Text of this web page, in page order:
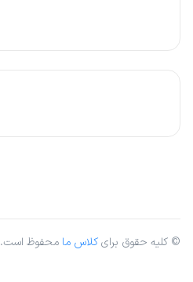
© کلیه حقوق برایکلاس ما محفوظ است. ۷۸۳